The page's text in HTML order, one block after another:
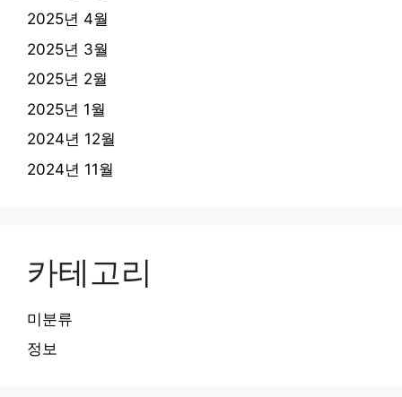
2025년 4월
2025년 3월
2025년 2월
2025년 1월
2024년 12월
2024년 11월
카테고리
미분류
정보